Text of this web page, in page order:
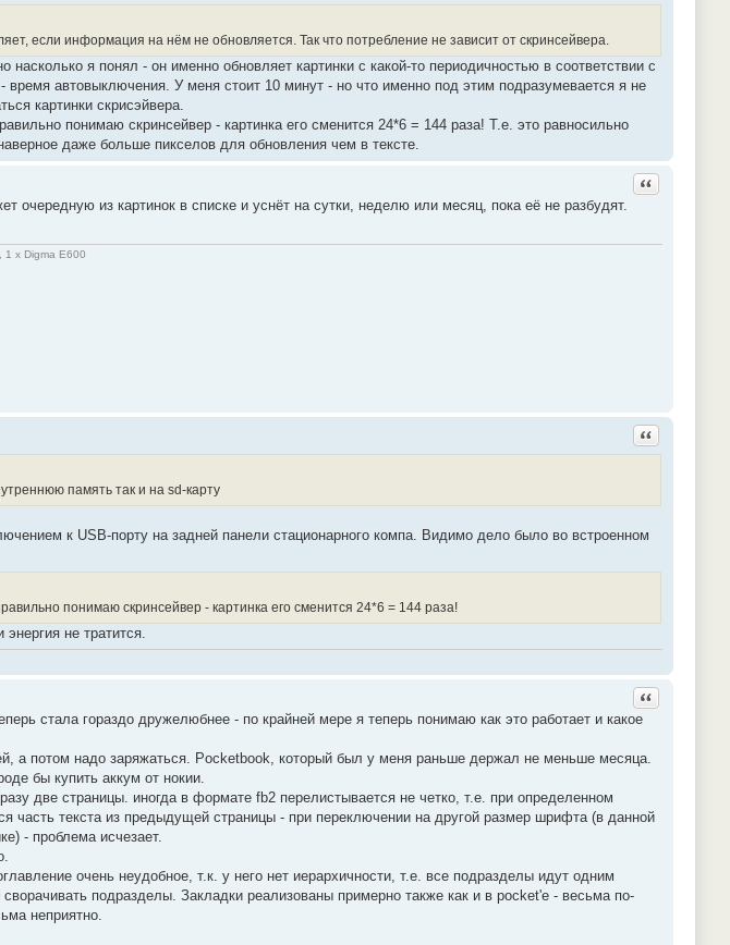
если информация на нём не обновляется. Так что потребление не зависит от скринсейвера.
я понял - он именно обновляет картинки с какой-то периодичностью в соответствии с
автовыключения. У меня стоит 10 минут - но что именно под этим подразумевается я не
картинки скрисэйвера.
понимаю скринсейвер - картинка его сменится 24*6 = 144 раза! Т.е. это равносильно
даже больше пикселов для обновления чем в тексте.
Ответить с
очередную из картинок в списке и уснёт на сутки, неделю или месяц, пока её не разбудят.
1 x Digma E600
Ответить с
память так и на sd-карту
к USB-порту на задней панели стационарного компа. Видимо дело было во встроенном
понимаю скринсейвер - картинка его сменится 24*6 = 144 раза!
не тратится.
Ответить с
стала гораздо дружелюбнее - по крайней мере я теперь понимаю как это работает и какое
а потом надо заряжаться. Pocketbook, который был у меня раньше держал не меньше месяца.
бы купить аккум от нокии.
две страницы. иногда в формате fb2 перелистывается не четко, т.е. при определенном
часть текста из предыдущей страницы - при переключении на другой размер шрифта (в данной
- проблема исчезает.
очень неудобное, т.к. у него нет иерархичности, т.е. все подразделы идут одним
подразделы. Закладки реализованы примерно также как и в pocket'е - весьма по-
неприятно.